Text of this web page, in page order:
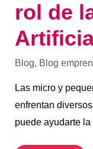
rol de
Blog, Blog
Las micro y
enfrentan
puede ayudarte la